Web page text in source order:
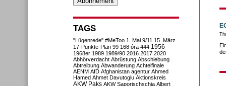
TAGS
"Lügenrede" #MeToo 1. Mai 9/11 15. März
17-Punkte-Plan 99 168 óra 444 1956
1968er 1989 1989/90 2016 2017 2020
Abhörverdacht Abrüstung Abschiebung
Abtreibung Abwanderung Achtelfinale
AENM AfD Afghanistan agentur Ahmed
Hamed Ahmet Davutoglu Aktionskreis
AKW Paks AKW Saporischschja Albert